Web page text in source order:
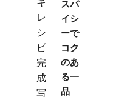
スパ
イシ
ーで
コク
のあ
る一
品